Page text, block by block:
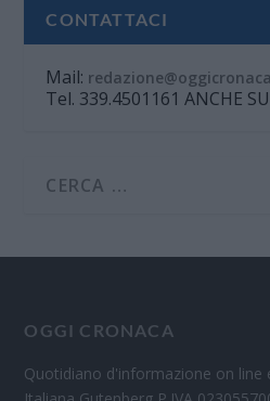
CONTATTACI
Mail:
Tel. 339.4501161 ANCHE
OGGI CRONACA
Quotidiano d'informazione on line